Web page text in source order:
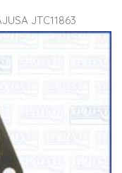
JTC11863